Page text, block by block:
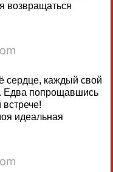
возвращаться
сердце, каждый свой
Едва попрощавшись
идеальная